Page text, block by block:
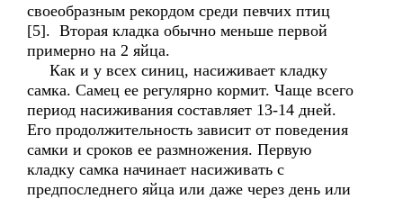
своеобразным рекордом среди певчих птиц
[5]. Вторая кладка обычно меньше первой
примерно на 2 яйца.
Как и у всех синиц, насиживает кладку
самка. Самец ее регулярно кормит. Чаще всего
период насиживания составляет 13-14 дней.
Его продолжительность зависит от поведения
самки и сроков ее размножения. Первую
кладку самка начинает насиживать с
предпоследнего яйца или даже через день или